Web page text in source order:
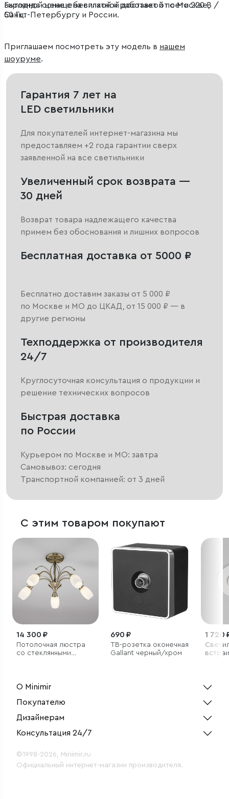
Гирлянда оснащена вилкой и работает от сети 220 В /
50 Гц.
выгодной цене с бесплатной доставкой по Москве,
Санкт-Петербургу и России.
Приглашаем посмотреть эту модель в нашем
шоуруме.
Гарантия 7 лет на
LED светильники
Для покупателей интернет-магазина мы
предоставляем +2 года гарантии сверх
заявленной на все светильники
Увеличенный срок возврата —
30 дней
Возврат товара надлежащего качества
примем без обоснования и лишних вопросов
Бесплатная доставка от 5000 ₽
Бесплатно доставим заказы от 5 000 ₽
по Москве и МО до ЦКАД, от 15 000 ₽ — в
другие регионы
Техподдержка от производителя
24/7
Круглосуточная консультация о продукции и
решение технических вопросов
Быстрая доставка
по России
Курьером по Москве и МО: завтра
Самовывоз: сегодня
Транспортной компанией: от 3 дней
С этим товаром покупают
14 300 ₽
Потолочная люстра
со стеклянными
690 ₽
ТВ-розетка оконечная
Gallant черный/хром
1 720
О Minimir
Покупателю
Дизайнерам
Консультация 24/7
©1998-2026, Minimir.ru
Официальный интернет-магазин производителя.